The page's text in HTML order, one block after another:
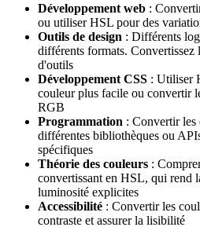
Développement web :
ou utiliser HSL pour des
Outils de design : Différents
différents formats. Convertissez
d'outils
Développement CSS : Utiliser
couleur plus facile ou convertir
RGB
Programmation : Convertir les
différentes bibliothèques ou
spécifiques
Théorie des couleurs :
convertissant en HSL, qui rend
luminosité explicites
Accessibilité : Convertir les
contraste et assurer la lisibilité